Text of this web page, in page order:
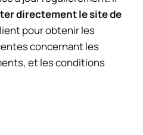
directement le site de
pour obtenir les
concernant les
et les conditions